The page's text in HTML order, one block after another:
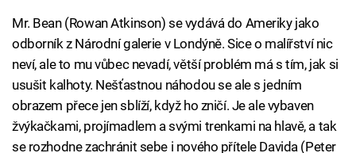
Mr. Bean (Rowan Atkinson) se vydává do Ameriky jako
odborník z Národní galerie v Londýně. Sice o malířství nic
neví, ale to mu vůbec nevadí, větší problém má s tím, jak si
usušit kalhoty. Nešťastnou náhodou se ale s jedním
obrazem přece jen sblíží, když ho zničí. Je ale vybaven
žvýkačkami, projímadlem a svými trenkami na hlavě, a tak
se rozhodne zachránit sebe i nového přítele Davida (Peter